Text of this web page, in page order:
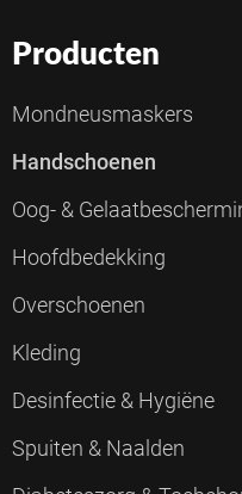
Producten
Mondneusmaskers
Handschoenen
Oog- &
Hoofdbedekking
Overschoenen
Kleding
Desinfectie & Hygiëne
Spuiten & Naalden